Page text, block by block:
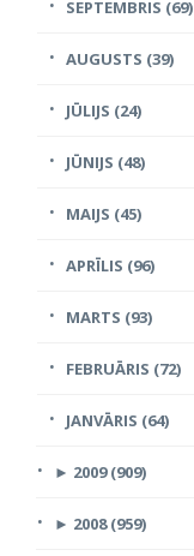
SEPTEMBRIS (69)
AUGUSTS (39)
JŪLIJS (24)
JŪNIJS (48)
MAIJS (45)
APRĪLIS (96)
MARTS (93)
FEBRUĀRIS (72)
JANVĀRIS (64)
► 2009 (909)
► 2008 (959)